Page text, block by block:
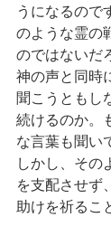
うになるので
のような霊の
のではないだ
神の声と同時
聞こうともし
続けるのか。
な言葉も聞い
しかし、その
を支配させず
助けを祈るこ